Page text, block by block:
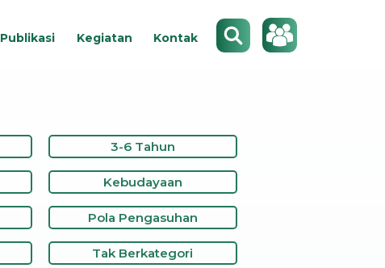
Publikasi Kegiatan Kontak
Search
3-6 Tahun
Kebudayaan
Pola Pengasuhan
Tak Berkategori